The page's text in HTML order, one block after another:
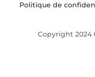
Politique de
Copyright 2024